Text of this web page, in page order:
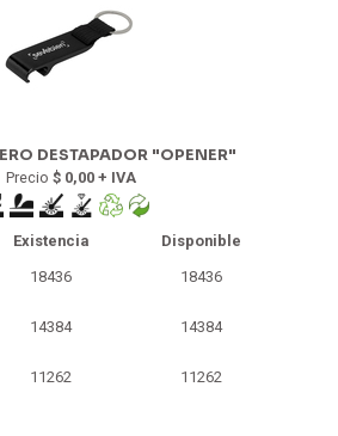
DESTAPADOR "OPENER"
Precio $ 0,00 + IVA
Existencia
Disponible
18436
18436
14384 14384
11262 11262